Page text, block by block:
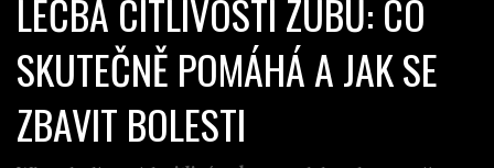
LÉČBA CITLIVOSTI ZUBŮ: CO
SKUTEČNĚ POMÁHÁ A JAK SE
ZBAVIT BOLESTI